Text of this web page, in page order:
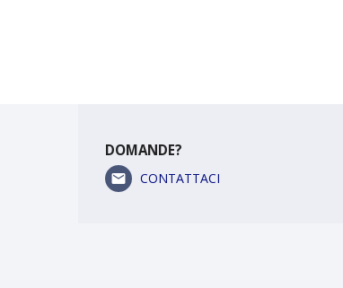
DOMANDE?
CONTATTACI